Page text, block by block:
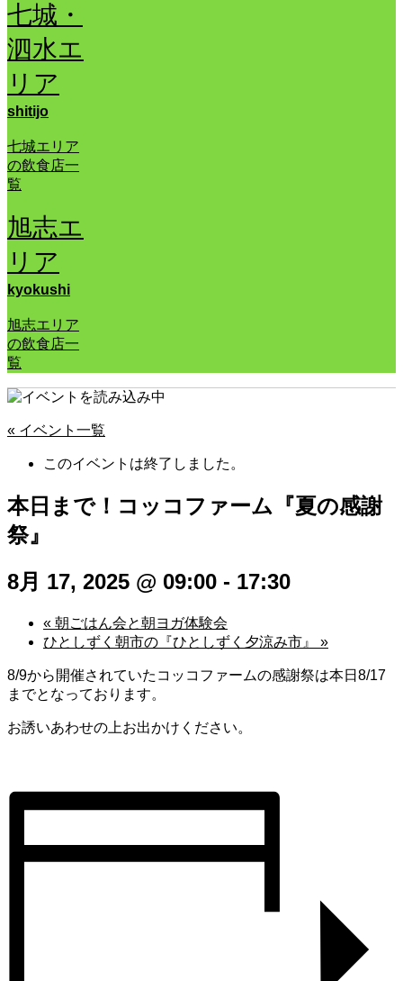
七城・
泗水エ
リア
shitijo
七城エリア
の飲食店一
覧
旭志エ
リア
kyokushi
旭志エリア
の飲食店一
覧
« イベント一覧
このイベントは終了しました。
本日まで！コッコファーム『夏の感謝
祭』
8月 17, 2025 @ 09:00 - 17:30
« 朝ごはん会と朝ヨガ体験会
ひとしずく朝市の『ひとしずく夕涼み市』 »
8/9から開催されていたコッコファームの感謝祭は本日8/17
までとなっております。
お誘いあわせの上お出かけください。